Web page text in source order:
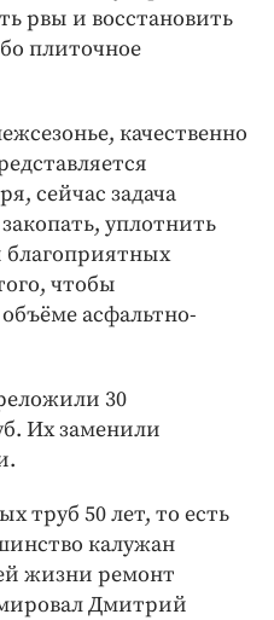
рвы и восстановить
плиточное
качественно
сейчас задача
уплотнить
благоприятных
чтобы
асфальтно-
30
Их заменили
труб 50 лет, то есть
калужан
жизни ремонт
Дмитрий